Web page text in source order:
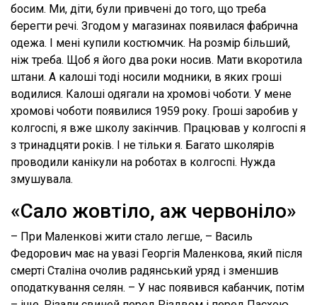
босим. Ми, діти, були привчені до того, що треба
берегти речі. Згодом у магазинах появилася фабрична
одежа. І мені купили костюмчик. На розмір більший,
ніж треба. Щоб я його два роки носив. Мати вкоротила
штани. А калоші тоді носили модники, в яких гроші
водилися. Калоші одягали на хромові чоботи. У мене
хромові чоботи появилися 1959 року. Гроші заробив у
колгоспі, я вже школу закінчив. Працював у колгоспі я
з тринадцяти років. І не тільки я. Багато школярів
проводили канікули на роботах в колгоспі. Нужда
змушувала.
«Сало жовтіло, аж червоніло»
– При Маленкові жити стало легше, – Василь
Федорович має на увазі Георгія Маленкова, який після
смерті Сталіна очолив радянський уряд і зменшив
оподаткування селян. – У нас появився кабанчик, потім